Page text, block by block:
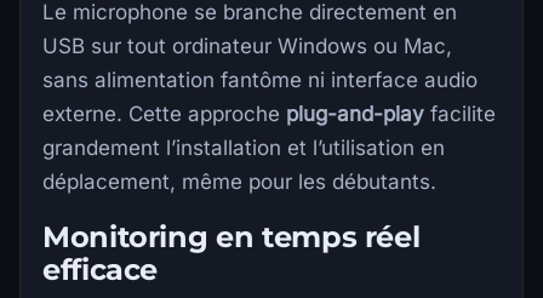
Le microphone se branche directement en
USB sur tout ordinateur Windows ou Mac,
sans alimentation fantôme ni interface audio
externe. Cette approche plug-and-play facilite
grandement l’installation et l’utilisation en
déplacement, même pour les débutants.
Monitoring en temps réel
efficace